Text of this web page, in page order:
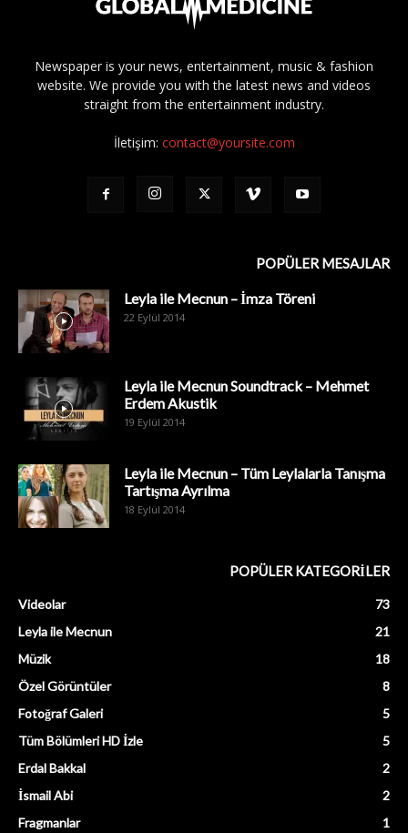
Newspaper is your news, entertainment, music & fashion
website. We provide you with the latest news and videos
straight from the entertainment industry.
İletişim: contact@yoursite.com
POPÜLER MESAJLAR
Leyla ile Mecnun – İmza Töreni
22 Eylül 2014
Leyla ile Mecnun Soundtrack – Mehmet
Erdem Akustik
19 Eylül 2014
Leyla ile Mecnun – Tüm Leylalarla Tanışma
Tartışma Ayrılma
18 Eylül 2014
POPÜLER KATEGORİLER
Videolar
73
Leyla ile Mecnun
21
Müzik
18
Özel Görüntüler
8
Fotoğraf Galeri
5
Tüm Bölümleri HD İzle
5
Erdal Bakkal
2
İsmail Abi
2
Fragmanlar
1